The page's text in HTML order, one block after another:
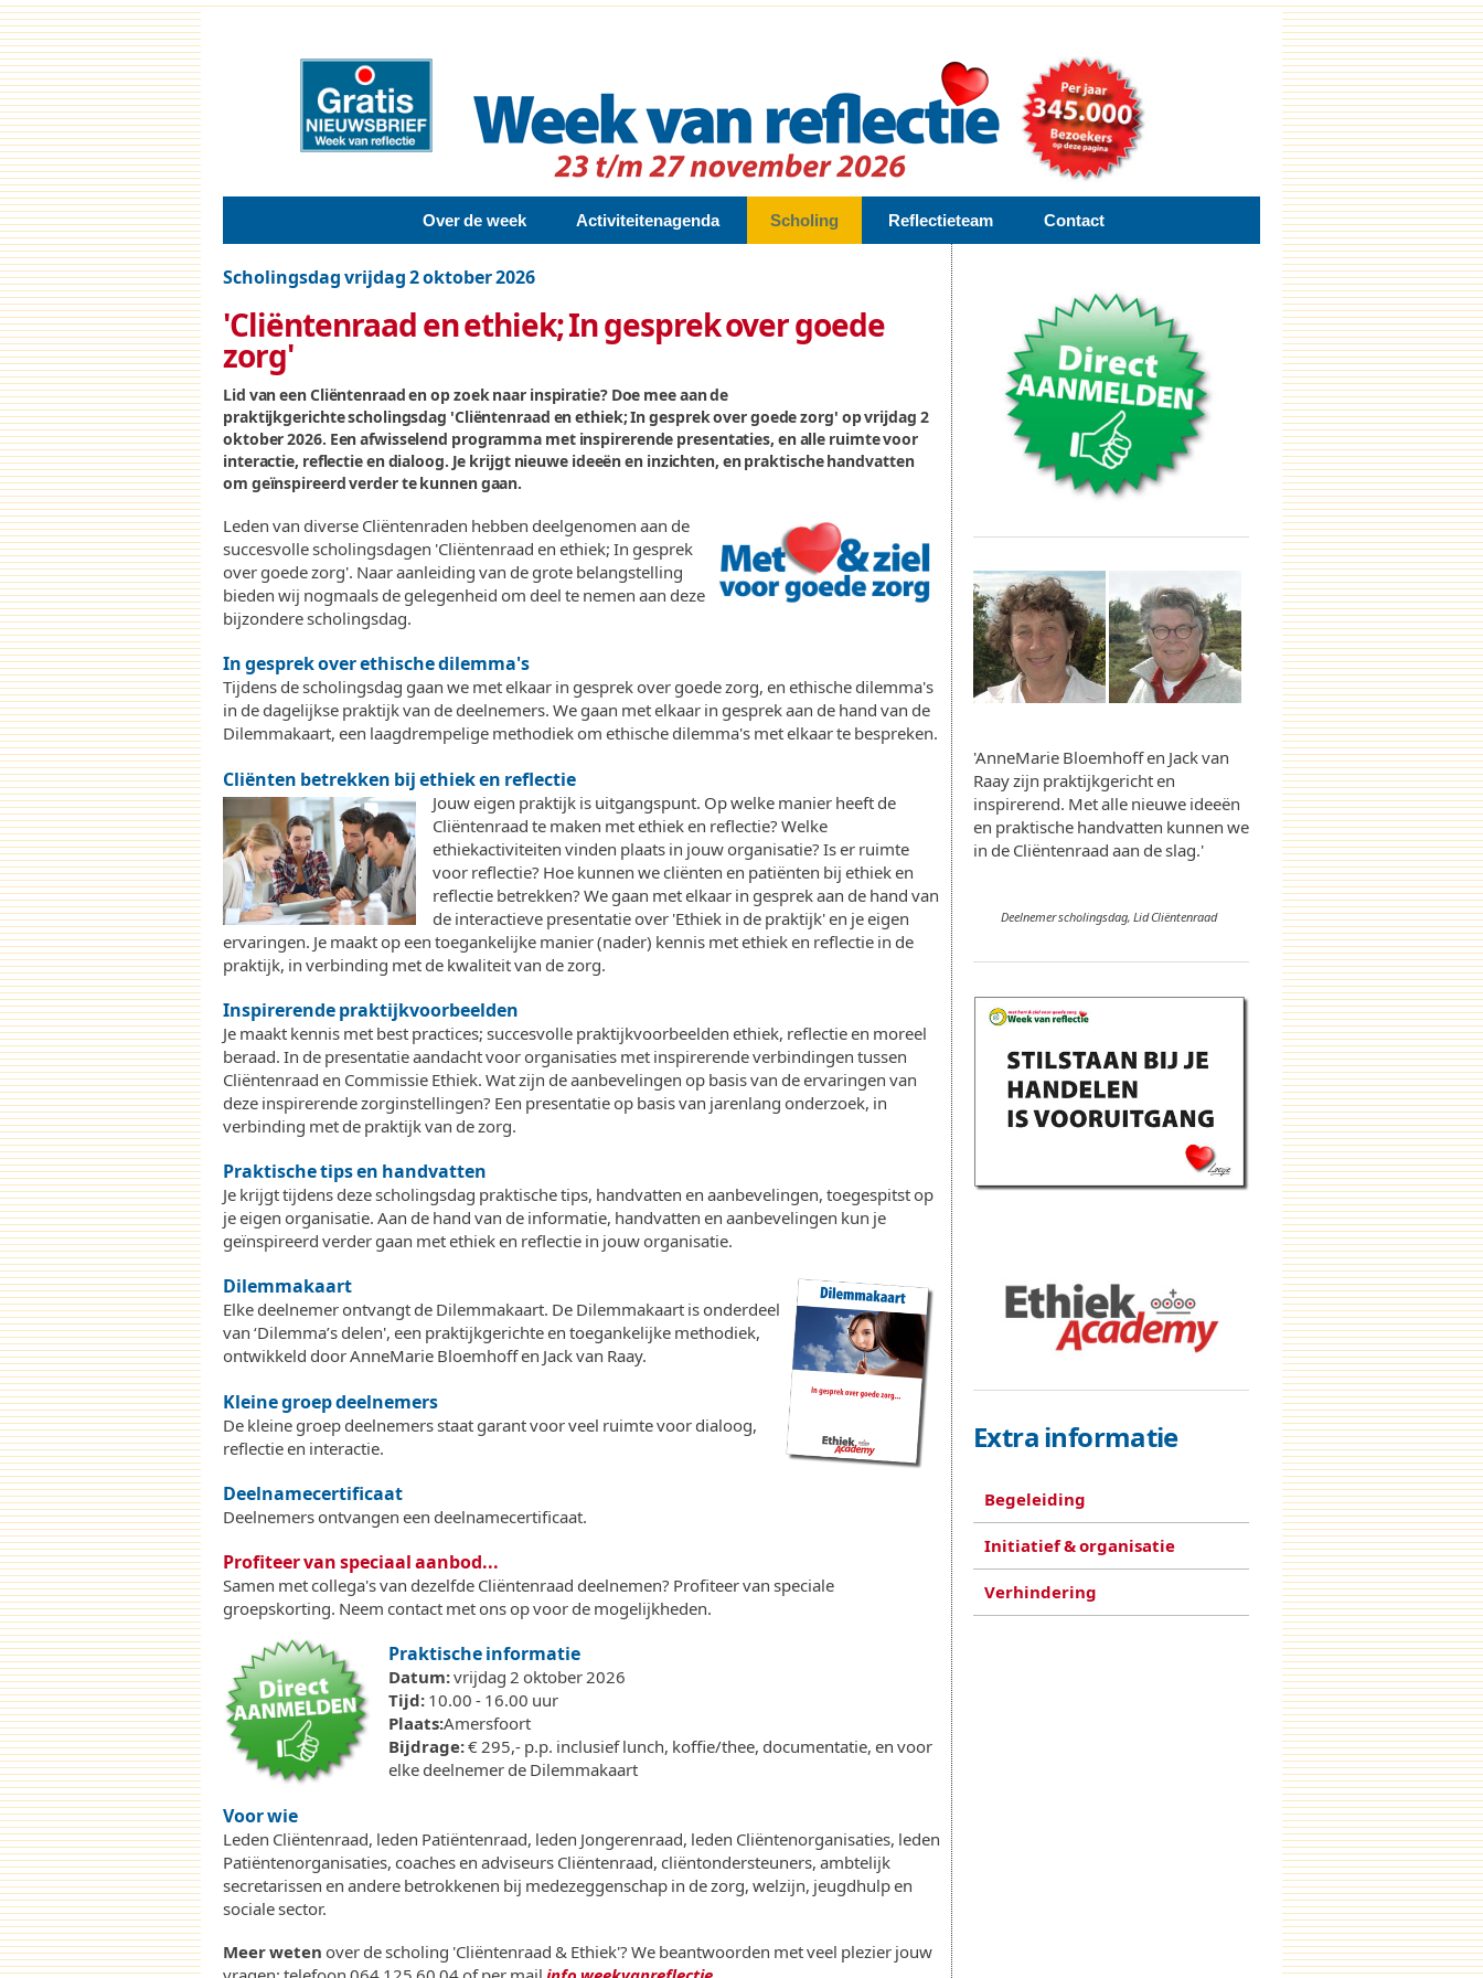
Over de week Activiteitenagenda Scholing Reflectieteam Contact
Scholingsdag vrijdag 2 oktober 2026
'Cliëntenraad en ethiek; In gesprek over goede
zorg'
Lid van een Cliëntenraad en op zoek naar inspiratie? Doe mee aan de
praktijkgerichte scholingsdag 'Cliëntenraad en ethiek; In gesprek over goede zorg' op vrijdag 2
oktober 2026. Een afwisselend programma met inspirerende presentaties, en alle ruimte voor
interactie, reflectie en dialoog. Je krijgt nieuwe ideeën en inzichten, en praktische handvatten
om geïnspireerd verder te kunnen gaan.
Leden van diverse Cliëntenraden hebben deelgenomen aan de
succesvolle scholingsdagen 'Cliëntenraad en ethiek; In gesprek
over goede zorg'. Naar aanleiding van de grote belangstelling
bieden wij nogmaals de gelegenheid om deel te nemen aan deze
bijzondere scholingsdag.
In gesprek over ethische dilemma's
Tijdens de scholingsdag gaan we met elkaar in gesprek over goede zorg, en ethische dilemma's
in de dagelijkse praktijk van de deelnemers. We gaan met elkaar in gesprek aan de hand van de
Dilemmakaart, een laagdrempelige methodiek om ethische dilemma's met elkaar te bespreken.
Cliënten betrekken bij ethiek en reflectie
Jouw eigen praktijk is uitgangspunt. Op welke manier heeft de
Cliëntenraad te maken met ethiek en reflectie? Welke
ethiekactiviteiten vinden plaats in jouw organisatie? Is er ruimte
voor reflectie? Hoe kunnen we cliënten en patiënten bij ethiek en
reflectie betrekken? We gaan met elkaar in gesprek aan de hand van
de interactieve presentatie over 'Ethiek in de praktijk' en je eigen
ervaringen. Je maakt op een toegankelijke manier (nader) kennis met ethiek en reflectie in de
praktijk, in verbinding met de kwaliteit van de zorg.
Inspirerende praktijkvoorbeelden
Je maakt kennis met best practices; succesvolle praktijkvoorbeelden ethiek, reflectie en moreel
beraad. In de presentatie aandacht voor organisaties met inspirerende verbindingen tussen
Cliëntenraad en Commissie Ethiek. Wat zijn de aanbevelingen op basis van de ervaringen van
deze inspirerende zorginstellingen? Een presentatie op basis van jarenlang onderzoek, in
verbinding met de praktijk van de zorg.
Praktische tips en handvatten
Je krijgt tijdens deze scholingsdag praktische tips, handvatten en aanbevelingen, toegespitst op
je eigen organisatie. Aan de hand van de informatie, handvatten en aanbevelingen kun je
geïnspireerd verder gaan met ethiek en reflectie in jouw organisatie.
Dilemmakaart
Elke deelnemer ontvangt de Dilemmakaart. De Dilemmakaart is onderdeel
van ‘Dilemma’s delen', een praktijkgerichte en toegankelijke methodiek,
ontwikkeld door AnneMarie Bloemhoff en Jack van Raay.
Kleine groep deelnemers
De kleine groep deelnemers staat garant voor veel ruimte voor dialoog,
reflectie en interactie.
Deelnamecertificaat
Deelnemers ontvangen een deelnamecertificaat.
Profiteer van speciaal aanbod...
Samen met collega's van dezelfde Cliëntenraad deelnemen? Profiteer van speciale
groepskorting. Neem contact met ons op voor de mogelijkheden.
Praktische informatie
Datum:vrijdag 2 oktober 2026
Tijd: 10.00 - 16.00 uur
Plaats:Amersfoort
Bijdrage:€ 295,- p.p. inclusief lunch, koffie/thee, documentatie, en voor
elke deelnemer de Dilemmakaart
Voor wie
Leden Cliëntenraad, leden Patiëntenraad, leden Jongerenraad, leden Cliëntenorganisaties, leden
Patiëntenorganisaties, coaches en adviseurs Cliëntenraad, cliëntondersteuners, ambtelijk
secretarissen en andere betrokkenen bij medezeggenschap in de zorg, welzijn, jeugdhulp en
sociale sector.
Meer weten over de scholing 'Cliëntenraad & Ethiek'? We beantwoorden met veel plezier jouw
'AnneMarie Bloemhoff en Jack van
Raay zijn praktijkgericht en
inspirerend. Met alle nieuwe ideeën
en praktische handvatten kunnen we
in de Cliëntenraad aan de slag.'
Deelnemer scholingsdag, Lid Cliëntenraad
Extra informatie
Begeleiding
Initiatief & organisatie
Verhindering